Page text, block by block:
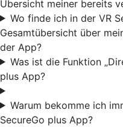
Übersicht meiner bereits
Wo finde ich in der VR
Gesamtübersicht über
der App?
Was ist die Funktion
plus App?
Warum bekomme ich
SecureGo plus App?